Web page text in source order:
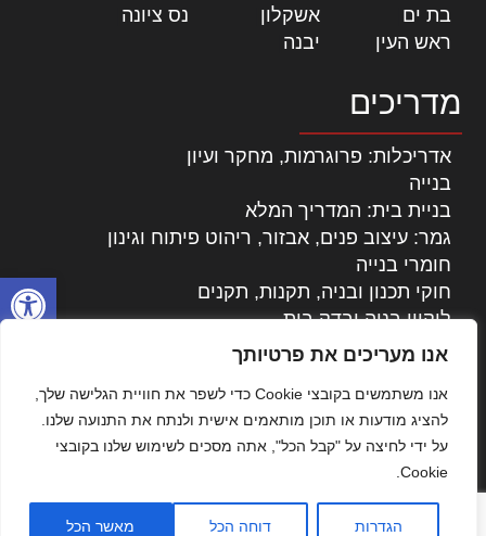
פתח
אנו מעריכים את פרטיותך
אנו משתמשים בקובצי Cookie כדי לשפר את חוויית הגלישה שלך,
להציג מודעות או תוכן מותאמים אישית ולנתח את התנועה שלנו.
על ידי לחיצה על "קבל הכל", אתה מסכים לשימוש שלנו בקובצי
Cookie.
הגדרות דוחה הכל מאשר הכל
בת ים
אשקלון נס ציונה
ראש העין
יבנה
מדריכים
אדריכלות: פרוגרמות, מחקר ועיון
בנייה
בניית בית: המדריך המלא
גמר: עיצוב פנים, אבזור, ריהוט פיתוח וגינון
חומרי בנייה
חוקי תכנון ובניה, תקנות, תקנים
ליקויי בניה ובדק בית
נדל"ן: זכויות, אגרות ועסקאות
עקרונות ניהול אחזקה מתקדמות
צילום אדריכלי
שיווק נדלן
שיטות בניה: מפרטים והמלצות
תוכן שיווקי